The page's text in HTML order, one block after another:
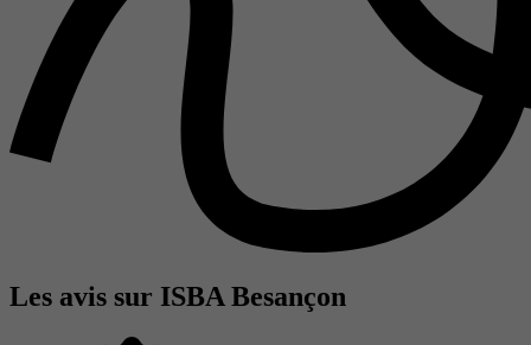
Les avis sur ISBA Besançon